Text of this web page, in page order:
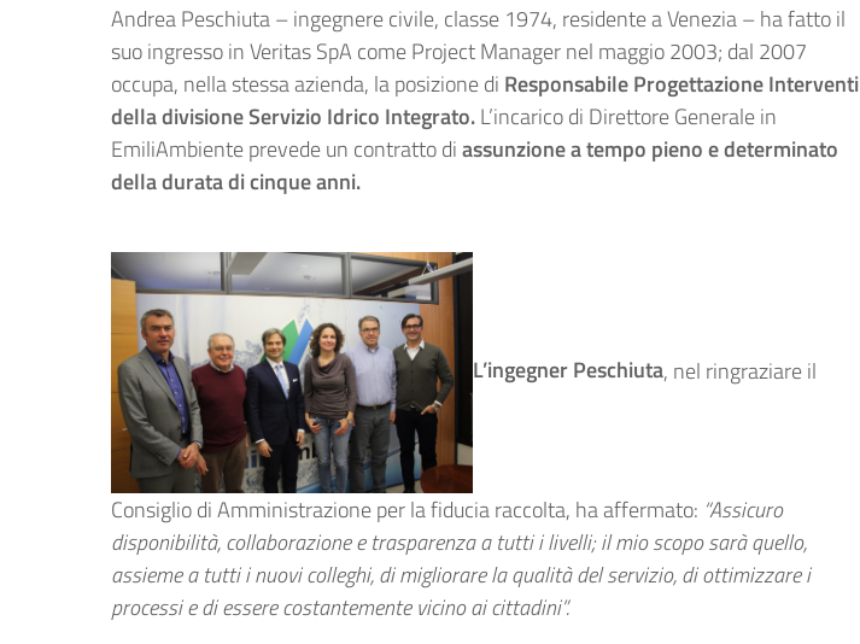
Andrea Peschiuta – ingegnere civile, classe 1974, residente a Venezia – ha fatto il
suo ingresso in Veritas SpA come Project Manager nel maggio 2003; dal 2007
occupa, nella stessa azienda, la posizione di Responsabile Progettazione Interventi
della divisione Servizio Idrico Integrato.L’incarico di Direttore Generale in
EmiliAmbiente prevede un contratto diassunzione a tempo pieno e determinato
della durata di cinque anni.
L’ingegner Peschiuta, nel ringraziare il
Consiglio di Amministrazione per la fiducia raccolta, ha affermato: “Assicuro
disponibilità, collaborazione e trasparenza a tutti i livelli; il mio scopo sarà quello,
assieme a tutti i nuovi colleghi, di migliorare la qualità del servizio, di ottimizzare i
processi e di essere costantemente vicino ai cittadini”.